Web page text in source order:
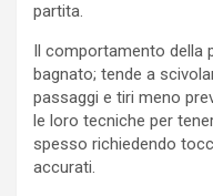
partita.
Il comportamento della
bagnato; tende a
passaggi e tiri meno
le loro tecniche per
spesso richiedendo
accurati.